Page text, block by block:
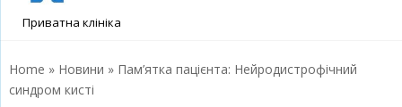
Приватна клініка
Home » Новини » Пам’ятка пацієнта: Нейродистрофічний
синдром кисті